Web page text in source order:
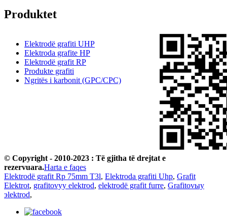
Produktet
Elektrodë grafiti UHP
Elektroda grafite HP
Elektrodë grafit RP
Produkte grafiti
Ngritës i karbonit (GPC/CPC)
© Copyright - 2010-2023 : Të gjitha të drejtat e
rezervuara.Harta e faqes
Elektrodë grafit Rp 75mm T3l, Elektroda grafiti Uhp, Grafit
Elektrot, grafitovyy elektrod, elektrodë grafit furre, Grafitovыy
эlektrod,